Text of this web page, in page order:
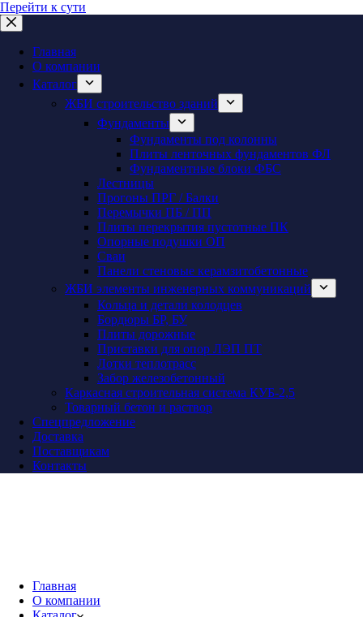
Перейти к сути
Главная
О компании
Каталог
ЖБИ строительство зданий
Фундаменты
Фундаменты под колонны
Плиты ленточных фундаментов ФЛ
Фундаментные блоки ФБС
Лестницы
Прогоны ПРГ / Балки
Перемычки ПБ / ПП
Плиты перекрытия пустотные ПК
Опорные подушки ОП
Сваи
Панели стеновые керамзитобетонные
ЖБИ элементы инженерных коммуникаций
Кольца и детали колодцев
Бордюры БР, БУ
Плиты дорожные
Приставки для опор ЛЭП ПТ
Лотки теплотрасс
Забор железобетонный
Каркасная строительная система КУБ-2,5
Товарный бетон и раствор
Спецпредложение
Доставка
Поставщикам
Контакты
Главная
О компании